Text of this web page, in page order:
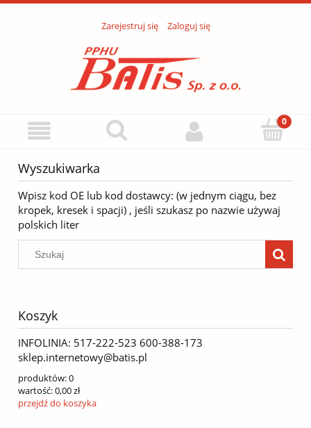
Zarejestruj się Zaloguj się
Wyszukiwarka
Wpisz kod OE lub kod dostawcy: (w jednym ciągu, bez
kropek, kresek i spacji) , jeśli szukasz po nazwie używaj
polskich liter
Koszyk
INFOLINIA: 517-222-523 600-388-173
sklep.internetowy@batis.pl
produktów:0
wartość:0,00 zł
przejdź do koszyka